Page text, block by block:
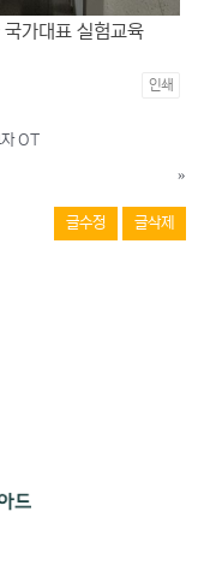
가대표 실험교육
인쇄
OT
»
글수정 글삭제